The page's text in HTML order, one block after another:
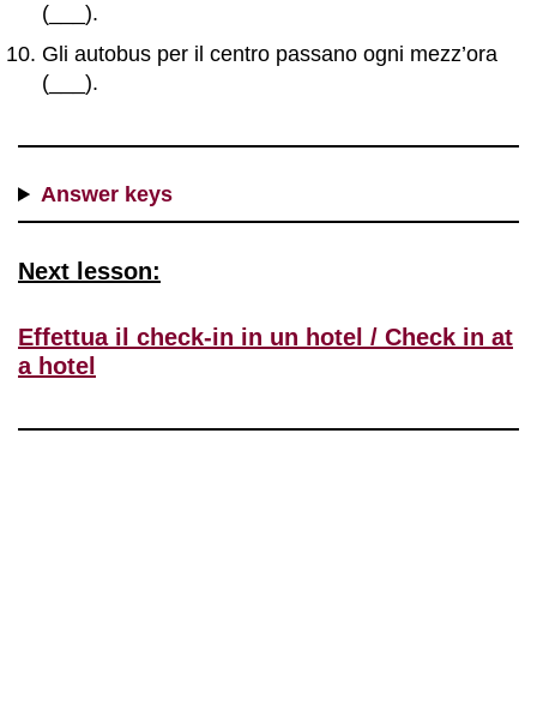
(___).
Gli autobus per il centro passano ogni mezz’ora
(___).
Answer keys
Next lesson:
Effettua il check-in in un hotel / Check in at
a hotel